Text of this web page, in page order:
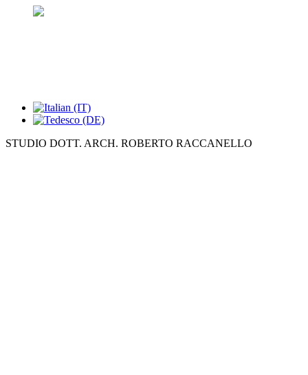
STUDIO DOTT. ARCH. ROBERTO RACCANELLO